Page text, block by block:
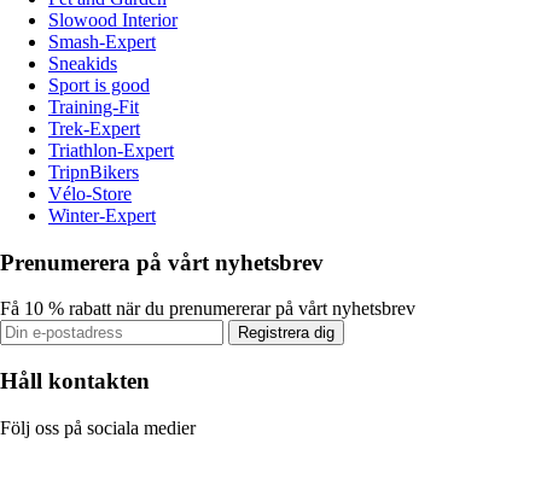
Slowood Interior
Smash-Expert
Sneakids
Sport is good
Training-Fit
Trek-Expert
Triathlon-Expert
TripnBikers
Vélo-Store
Winter-Expert
Prenumerera på vårt nyhetsbrev
Få 10 % rabatt när du prenumererar på vårt nyhetsbrev
Registrera dig
Håll kontakten
Följ oss på sociala medier